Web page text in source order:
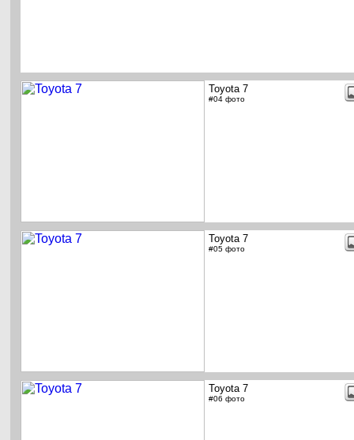
Toyota 7
#04 фото
Toyota 7
#05 фото
Toyota 7
#06 фото